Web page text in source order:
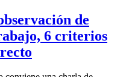
de
6 criterios